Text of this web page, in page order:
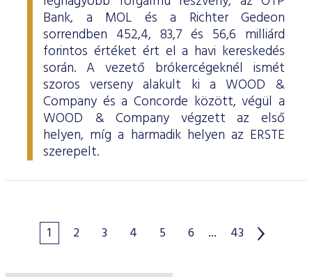
Bank, a MOL és a Richter Gedeon
sorrendben 452,4, 83,7 és 56,6 milliárd
forintos értéket ért el a havi kereskedés
során. A vezető brókercégeknél ismét
szoros verseny alakult ki a WOOD &
Company és a Concorde között, végül a
WOOD & Company végzett az első
helyen, míg a harmadik helyen az ERSTE
szerepelt.
1 2 3 4 5 6 ... 43